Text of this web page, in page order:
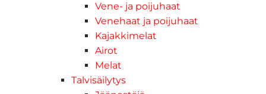
Vene- ja poijuhaat
Venehaat ja poijuhaat
Kajakkimelat
Airot
Melat
Talvisäilytys